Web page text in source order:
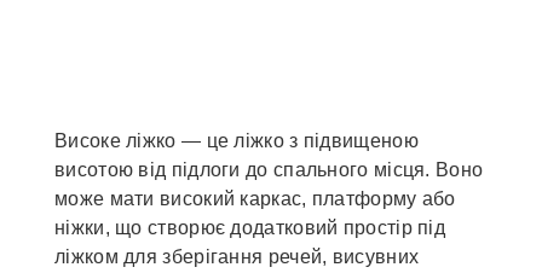
Високе ліжко — це ліжко з підвищеною
висотою від підлоги до спального місця. Воно
може мати високий каркас, платформу або
ніжки, що створює додатковий простір під
ліжком для зберігання речей, висувних